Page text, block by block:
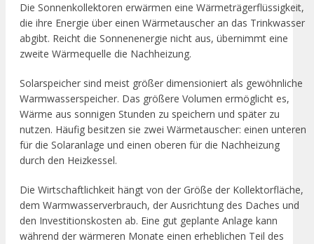
Die Sonnenkollektoren erwärmen eine Wärmeträgerflüssigkeit,
die ihre Energie über einen Wärmetauscher an das Trinkwasser
abgibt. Reicht die Sonnenenergie nicht aus, übernimmt eine
zweite Wärmequelle die Nachheizung.
Solarspeicher sind meist größer dimensioniert als gewöhnliche
Warmwasserspeicher. Das größere Volumen ermöglicht es,
Wärme aus sonnigen Stunden zu speichern und später zu
nutzen. Häufig besitzen sie zwei Wärmetauscher: einen unteren
für die Solaranlage und einen oberen für die Nachheizung
durch den Heizkessel.
Die Wirtschaftlichkeit hängt von der Größe der Kollektorfläche,
dem Warmwasserverbrauch, der Ausrichtung des Daches und
den Investitionskosten ab. Eine gut geplante Anlage kann
während der wärmeren Monate einen erheblichen Teil des